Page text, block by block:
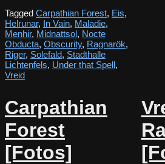
Tagged Carpathian Forest, Eis,
Helrunar, In Vain, Maladie,
Menhir, Midnattsol, Nocte
Obducta, Obscurity, Ragnarök,
Riger, Solefald, Stadthalle
Lichtenfels, Under that Spell,
Vreid
Carpathian
Forest
[Fotos]